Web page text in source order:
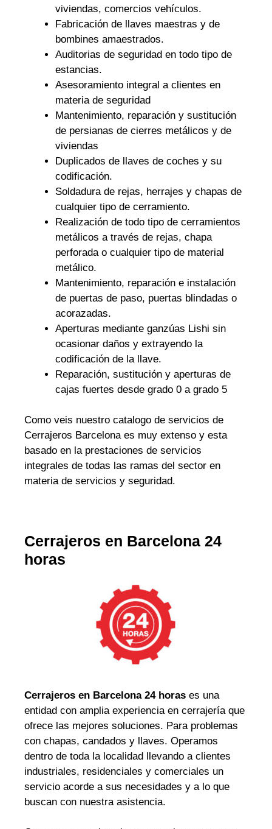
viviendas, comercios vehículos.
Fabricación de llaves maestras y de
bombines amaestrados.
Auditorias de seguridad en todo tipo de
estancias.
Asesoramiento integral a clientes en
materia de seguridad
Mantenimiento, reparación y sustitución
de persianas de cierres metálicos y de
viviendas
Duplicados de llaves de coches y su
codificación.
Soldadura de rejas, herrajes y chapas de
cualquier tipo de cerramiento.
Realización de todo tipo de cerramientos
metálicos a través de rejas, chapa
perforada o cualquier tipo de material
metálico.
Mantenimiento, reparación e instalación
de puertas de paso, puertas blindadas o
acorazadas.
Aperturas mediante ganzúas Lishi sin
ocasionar daños y extrayendo la
codificación de la llave.
Reparación, sustitución y aperturas de
cajas fuertes desde grado 0 a grado 5
Como veis nuestro catalogo de servicios de
Cerrajeros Barcelona es muy extenso y esta
basado en la prestaciones de servicios
integrales de todas las ramas del sector en
materia de servicios y seguridad.
Cerrajeros en Barcelona 24
horas
Cerrajeros en Barcelona 24 horas es una
entidad con amplia experiencia en cerrajería que
ofrece las mejores soluciones. Para problemas
con chapas, candados y llaves. Operamos
dentro de toda la localidad llevando a clientes
industriales, residenciales y comerciales un
servicio acorde a sus necesidades y a lo que
buscan con nuestra asistencia.